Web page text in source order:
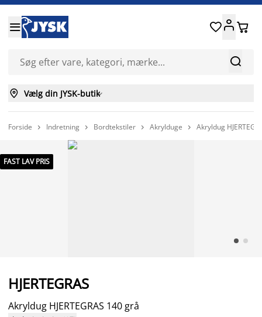


 
 Vælg din JYSK-butik
Forside  Indretning  Bordtekstiler  Akrylduge  Akryldug
FAST LAV PRIS
HJERTEGRAS
Akryldug HJERTEGRAS 140 grå